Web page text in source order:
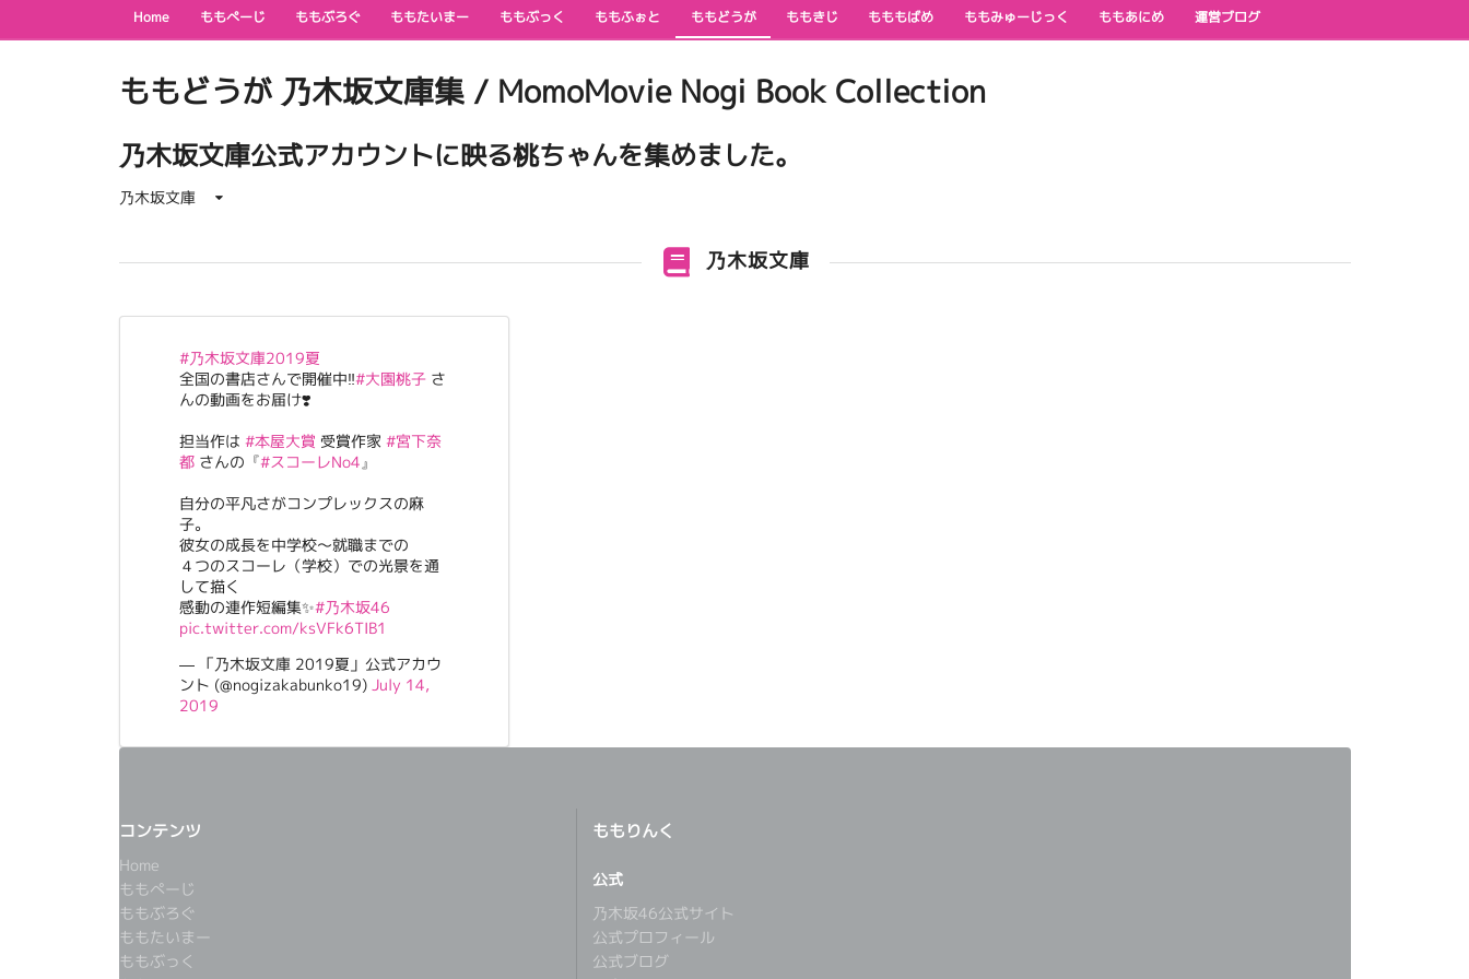
Home ももぺーじ ももぶろぐ ももたいまー ももぶっく ももふぉと ももどうが ももきじ もももばめ ももみゅーじっく ももあにめ 運営ブログ
ももどうが 乃木坂文庫集 / MomoMovie Nogi Book Collection
乃木坂文庫公式アカウントに映る桃ちゃんを集めました。
乃木坂文庫
乃木坂文庫
#乃木坂文庫2019夏
全国の書店さんで開催中‼️#大園桃子さ
んの動画をお届け❣️
担当作は #本屋大賞 受賞作家 #宮下奈
都さんの『#スコーレNo4 』
自分の平凡さがコンプレックスの麻
子。
彼女の成長を中学校〜就職までの
４つのスコーレ（学校）での光景を通
して描く
感動の連作短編集✨#乃木坂46
pic.twitter.com/ksVFk6TIB1
— 「乃木坂文庫 2019夏」公式アカウ
ント (@nogizakabunko19) July 14,
2019
コンテンツ
Home
ももぺーじ
ももぶろぐ
ももたいまー
ももぶっく
ももりんく
公式
乃木坂46公式サイト
公式プロフィール
公式ブログ